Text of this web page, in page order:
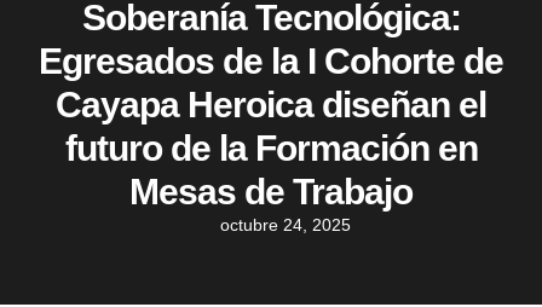
Soberanía Tecnológica:
Egresados de la I Cohorte de
Cayapa Heroica diseñan el
futuro de la Formación en
Mesas de Trabajo
octubre 24, 2025